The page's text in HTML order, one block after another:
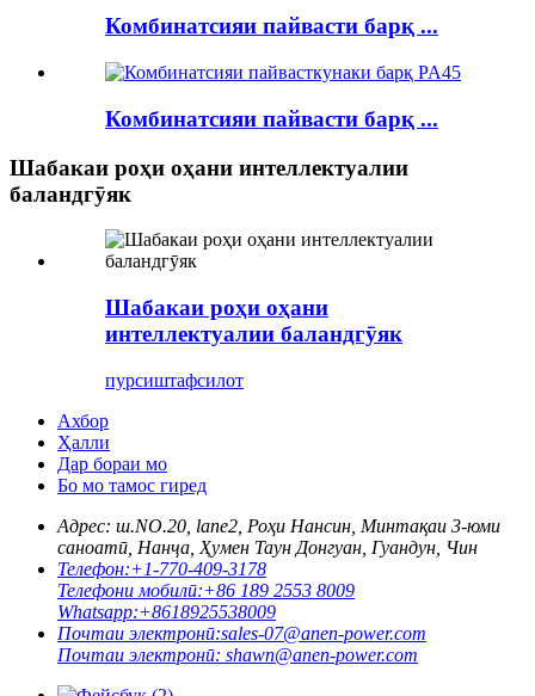
Комбинатсияи пайвасти барқ ​​...
Комбинатсияи пайвасти барқ ​​...
Шабакаи роҳи оҳани интеллектуалии
баландгӯяк
Шабакаи роҳи оҳани
интеллектуалии баландгӯяк
пурсиштафсилот
Ахбор
Ҳалли
Дар бораи мо
Бо мо тамос гиред
Адрес: ш.NO.20, lane2, Роҳи Нансин, Минтақаи 3-юми
саноатӣ, Нанҷа, Ҳумен Таун Донгуан, Гуандун, Чин
Телефон:+1-770-409-3178
Телефони мобилӣ:+86 189 2553 8009
Whatsapp:+8618925538009
Почтаи электронӣ:sales-07@anen-power.com
Почтаи электронӣ: shawn@anen-power.com